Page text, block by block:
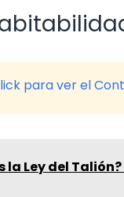
para ver el
la Ley del